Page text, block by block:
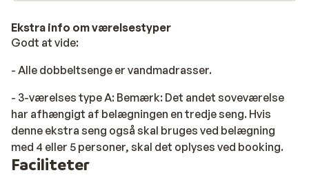
Ekstra info om værelsestyper
Godt at vide:
- Alle dobbeltsenge er vandmadrasser.
- 3-værelses type A: Bemærk: Det andet soveværelse
har afhængigt af belægningen en tredje seng. Hvis
denne ekstra seng også skal bruges ved belægning
med 4 eller 5 personer, skal det oplyses ved booking.
Faciliteter